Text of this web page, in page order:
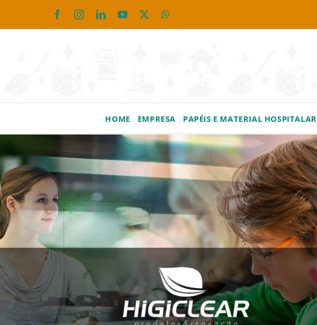
o
FacebookInstagramLinkedInYouTube
HOME EMPRESA PAPÉIS E MATERIAL HOSPITALAR